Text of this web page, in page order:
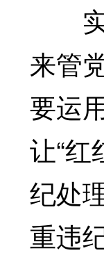
实
来管
要运
让“
纪处
重违